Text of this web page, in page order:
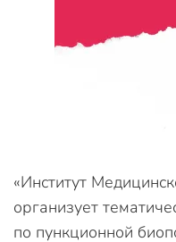
«Институт
организует
по пункционной